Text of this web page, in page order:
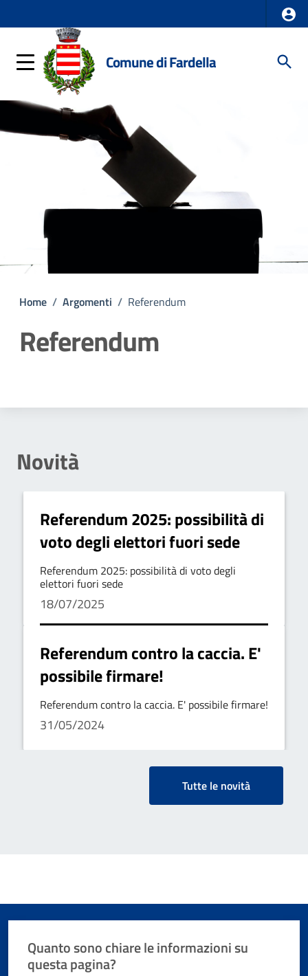
Comune di Fardella
Home / Argomenti / Referendum
Referendum
Novità
Referendum 2025: possibilità di
voto degli elettori fuori sede
Referendum 2025: possibilità di voto degli
elettori fuori sede
18/07/2025
Referendum contro la caccia. E'
possibile firmare!
Referendum contro la caccia. E' possibile firmare!
31/05/2024
Tutte le novità
Quanto sono chiare le informazioni su
questa pagina?